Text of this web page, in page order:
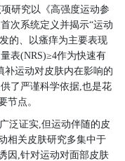
研究以《高强度运动参
次系统定义并揭示“运动
的、以瘙痒为主要表现
表(NRS)≥4作为快速有
补运动对皮肤内在影响的
了严谨科学依据,也是花
节点。
泛证实,但运动伴随的皮
相关皮肤研究多集中于
因,针对运动对面部皮肤